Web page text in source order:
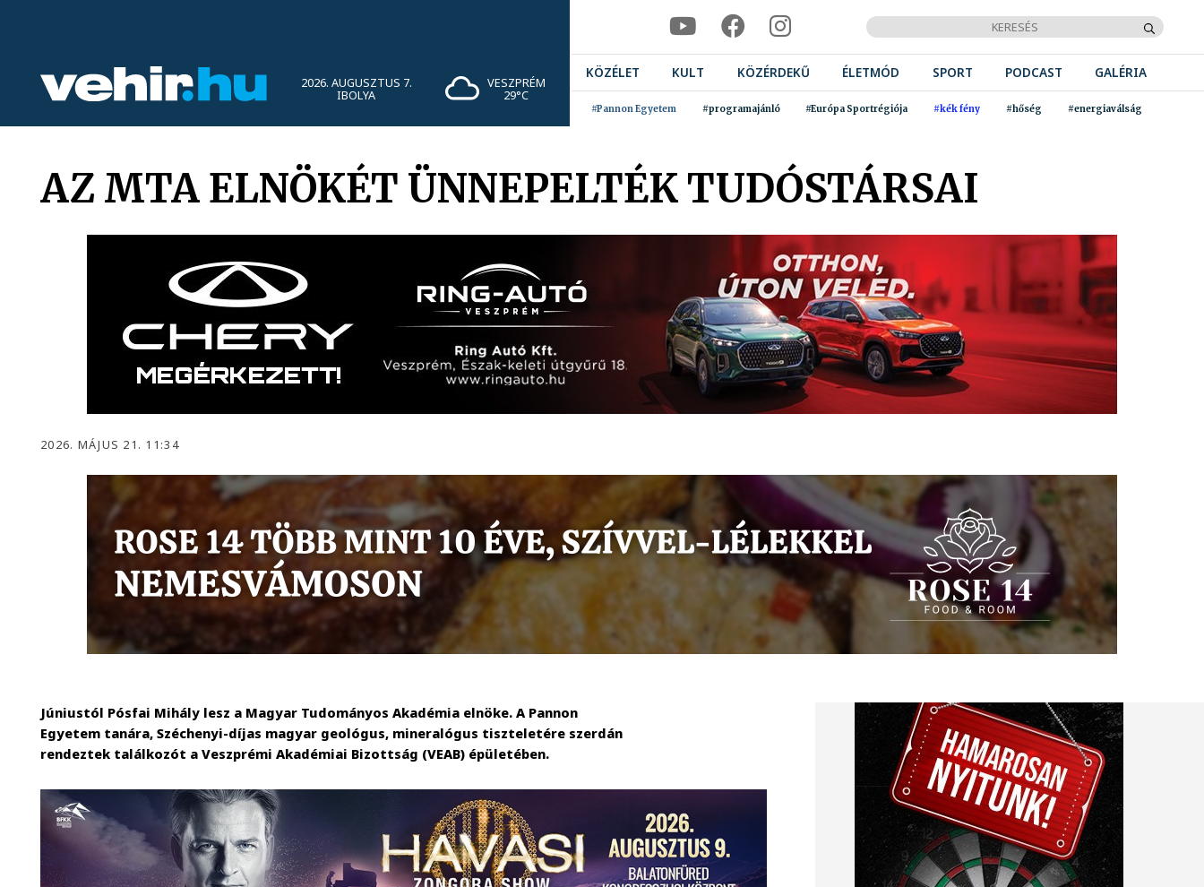
2026. AUGUSZTUS 7.
IBOLYA
VESZPRÉM
29°C
KÖZÉLET KULT KÖZÉRDEKŰ ÉLETMÓD SPORT PODCAST GALÉRIA
#Pannon Egyetem #programajánló #Európa Sportrégiója #kék fény #hőség #energiaválság
AZ MTA ELNÖKÉT ÜNNEPELTÉK TUDÓSTÁRSAI
2026. MÁJUS 21. 11:34
Júniustól Pósfai Mihály lesz a Magyar Tudományos Akadémia elnöke. A Pannon
Egyetem tanára, Széchenyi-díjas magyar geológus, mineralógus tiszteletére szerdán
rendeztek találkozót a Veszprémi Akadémiai Bizottság (VEAB) épületében.